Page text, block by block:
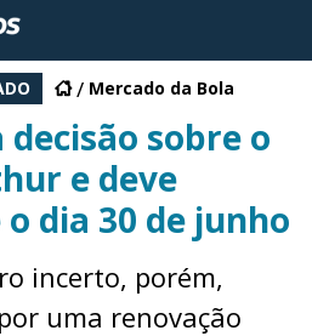
Mercado da Bola
sobre o
e deve
dia 30 de junho
incerto, porém,
uma renovação